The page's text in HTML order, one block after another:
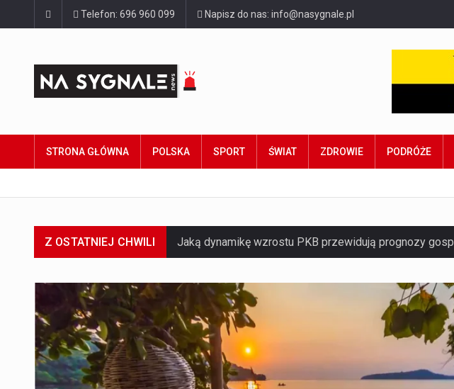
Telefon: 696 960 099 Napisz do nas: info@nasygnale.pl
STRONA GŁÓWNA POLSKA SPORT ŚWIAT ZDROWIE PODRÓŻE
Z OSTATNIEJ CHWILI